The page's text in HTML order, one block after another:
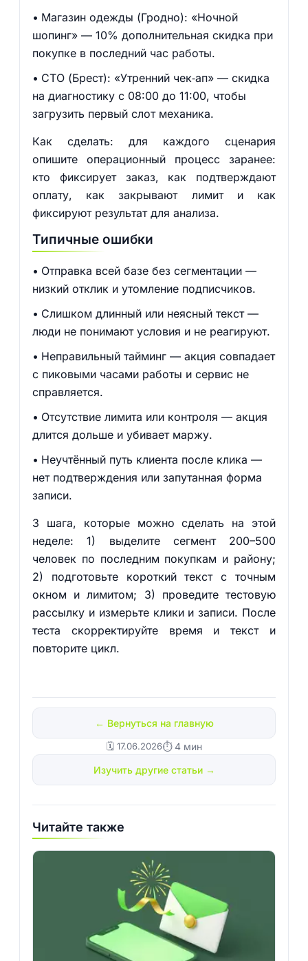
Магазин одежды (Гродно): «Ночной
шопинг» — 10% дополнительная скидка при
покупке в последний час работы.
СТО (Брест): «Утренний чек‑ап» — скидка
на диагностику с 08:00 до 11:00, чтобы
загрузить первый слот механика.
Как сделать: для каждого сценария
опишите операционный процесс заранее:
кто фиксирует заказ, как подтверждают
оплату, как закрывают лимит и как
фиксируют результат для анализа.
Типичные ошибки
Отправка всей базе без сегментации —
низкий отклик и утомление подписчиков.
Слишком длинный или неясный текст —
люди не понимают условия и не реагируют.
Неправильный тайминг — акция совпадает
с пиковыми часами работы и сервис не
справляется.
Отсутствие лимита или контроля — акция
длится дольше и убивает маржу.
Неучтённый путь клиента после клика —
нет подтверждения или запутанная форма
записи.
3 шага, которые можно сделать на этой
неделе: 1) выделите сегмент 200–500
человек по последним покупкам и району;
2) подготовьте короткий текст с точным
окном и лимитом; 3) проведите тестовую
рассылку и измерьте клики и записи. После
теста скорректируйте время и текст и
повторите цикл.
← Вернуться на главную
🗓️ 17.06.2026⏱ 4 мин
Изучить другие статьи →
Читайте также